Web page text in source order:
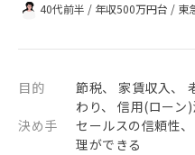
40代前半 / 年収500万円台 / 東
目的
節税、 家賃収入、
わり、 信用(ローン
決め手
セールスの信頼性
理ができる